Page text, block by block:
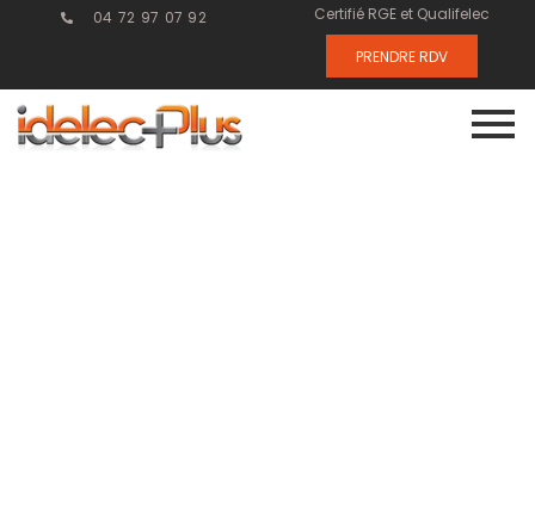
04 72 97 07 92 Certifié RGE et Qualifelec
PRENDRE RDV